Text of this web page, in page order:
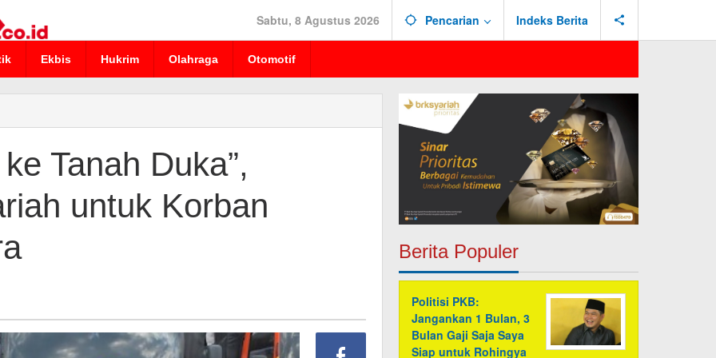
Sabtu, 8 Agustus 2026 Pencarian Indeks Berita
Ekbis Hukrim Olahraga Otomotif
Tanah Duka”,
untuk Korban
Berita Populer
Politisi PKB:
Jangankan 1 Bulan, 3
Bulan Gaji Saja Saya
Siap untuk Rohingya